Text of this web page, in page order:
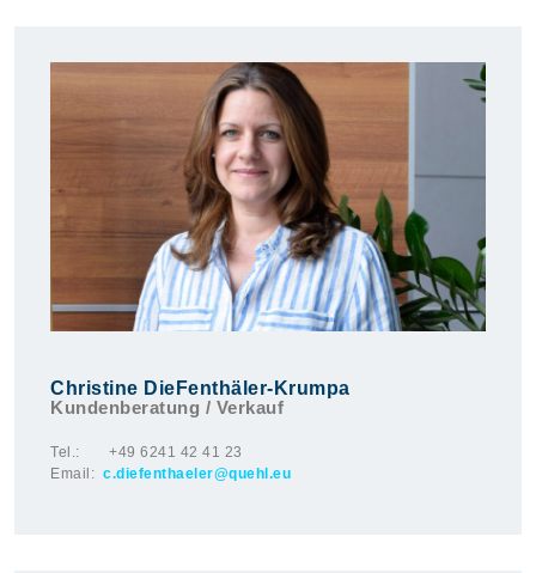
Christine DieFenthäler-Krumpa
Kundenberatung / Verkauf
Tel.: +49 6241 42 41 23
Email: c.diefenthaeler@quehl.eu